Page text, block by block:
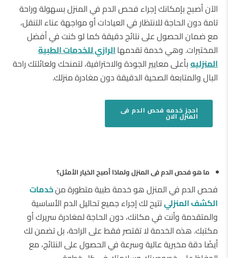
الآن أصبح بإمكانك إجراء فحص الدم في المنزل بسهولة وراحة
تامة دون الحاجة للانتظار في العيادات أو مواجهة عناء التنقل،
مع ضمان الحصول على نتائج دقيقة كما لو كنت في أفضل
المختبرات. وهي خدمة تقدمهاالرازي للخدمات الطبية
المنزليهبأعلى معايير الجودة والاحترافية، لتمنحك ولعائلتك راحة
البال والمتابعة الصحية الدقيقة دون مغادرة منزلك.
احجز خدمه فحص الدم فى
المنزلالان
ما هو فحص الدم فى المنزل ولماذا أصبح الخيار الأمثل؟
فحص الدم في المنزل هو خدمة طبية متطورة منخدمات
الكشف المنزليتتيح لك إجراء جميع تحاليل الدم الأساسية
والمتقدمة وأنت في مكانك، دون الحاجة لمغادرة سريرك أو
مكتبك. هذه الخدمة لا تقتصر فقط على الراحة، بل تضمن لك
أيضًا دقة مخبرية عالية وسرعة في الحصول على النتائج، مع